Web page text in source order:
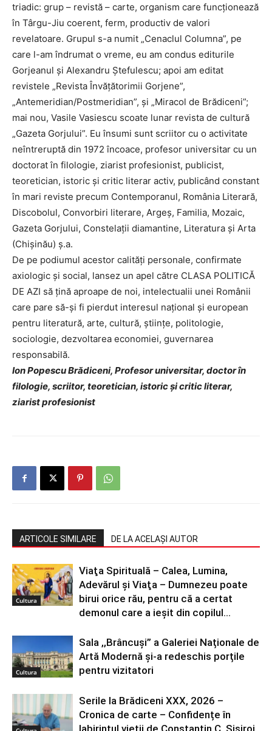
triadic: grup – revistă – carte, organism care funcționează
în Târgu-Jiu coerent, ferm, productiv de valori
revelatoare. Grupul s-a numit „Cenaclul Columna”, pe
care l-am îndrumat o vreme, eu am condus editurile
Gorjeanul și Alexandru Ștefulescu; apoi am editat
revistele „Revista Învățătorimii Gorjene”,
„Antemeridian/Postmeridian”, și „Miracol de Brădiceni”;
mai nou, Vasile Vasiescu scoate lunar revista de cultură
„Gazeta Gorjului”. Eu însumi sunt scriitor cu o activitate
neîntreruptă din 1972 încoace, profesor universitar cu un
doctorat în filologie, ziarist profesionist, publicist,
teoretician, istoric și critic literar activ, publicând constant
în mari reviste precum Contemporanul, România Literară,
Discobolul, Convorbiri literare, Argeș, Familia, Mozaic,
Gazeta Gorjului, Constelații diamantine, Literatura și Arta
(Chișinău) ș.a.
De pe podiumul acestor calități personale, confirmate
axiologic și social, lansez un apel către CLASA POLITICĂ
DE AZI să țină aproape de noi, intelectualii unei Românii
care pare să-și fi pierdut interesul național și european
pentru literatură, arte, cultură, științe, politologie,
sociologie, dezvoltarea economiei, guvernarea
responsabilă.
Ion Popescu Brădiceni, Profesor universitar, doctor în
filologie, scriitor, teoretician, istoric și critic literar,
ziarist profesionist
ARTICOLE SIMILARE DE LA ACELAȘI AUTOR
Cultura
Viaţa Spirituală – Calea, Lumina,
Adevărul şi Viaţa – Dumnezeu poate
birui orice rău, pentru că a certat
demonul care a ieșit din copilul...
Cultura
Sala ,,Brâncuși” a Galeriei Naționale de
Artă Modernă și-a redeschis porțile
pentru vizitatori
Serile la Brădiceni XXX, 2026 –
Cronica de carte – Confidențe în